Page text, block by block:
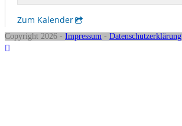
Copyright 2026 - Impressum - Datenschutzerklärung